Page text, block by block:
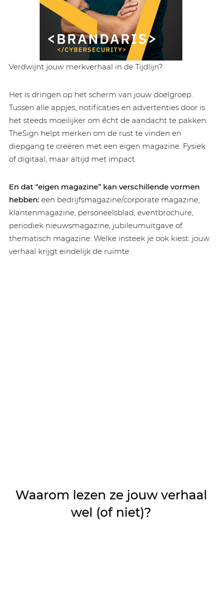
Verdwijnt jouw merkverhaal in de Tijdlijn?
Het is dringen op het scherm van jouw doelgroep.
Tussen alle appjes, notificaties en advertenties door is
het steeds moeilijker om écht de aandacht te pakken.
TheSign helpt merken om de rust te vinden en
diepgang te creëren met een eigen magazine. Fysiek
of digitaal, maar altijd met impact.
En dat “eigen magazine” kan verschillende vormen
hebben:een bedrijfsmagazine/corporate magazine,
klantenmagazine, personeelsblad, eventbrochure,
periodiek nieuwsmagazine, jubileumuitgave of
thematisch magazine. Welke insteek je ook kiest: jouw
verhaal krijgt eindelijk de ruimte.
Waarom lezen ze jouw verhaal
wel (of niet)?